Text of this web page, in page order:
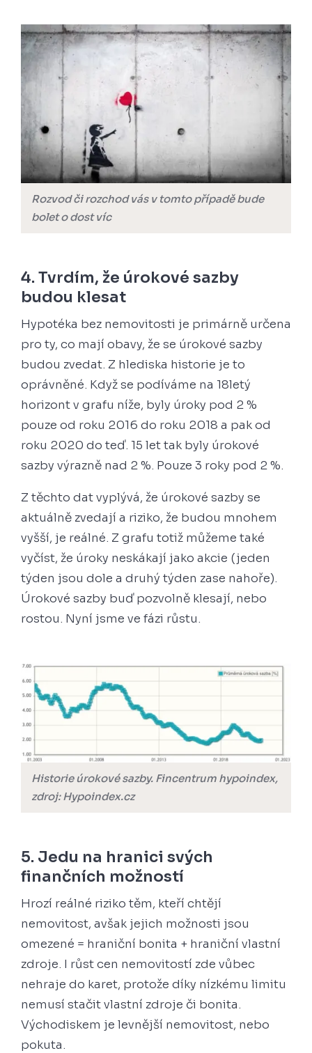
Rozvod či rozchod vás v tomto případě bude
bolet o dost víc
4. Tvrdím, že úrokové sazby
budou klesat
Hypotéka bez nemovitosti je primárně určena
pro ty, co mají obavy, že se úrokové sazby
budou zvedat. Z hlediska historie je to
oprávněné. Když se podíváme na 18letý
horizont v grafu níže, byly úroky pod 2 %
pouze od roku 2016 do roku 2018 a pak od
roku 2020 do teď. 15 let tak byly úrokové
sazby výrazně nad 2 %. Pouze 3 roky pod 2 %.
Z těchto dat vyplývá, že úrokové sazby se
aktuálně zvedají a riziko, že budou mnohem
vyšší, je reálné. Z grafu totiž můžeme také
vyčíst, že úroky neskákají jako akcie (jeden
týden jsou dole a druhý týden zase nahoře).
Úrokové sazby buď pozvolně klesají, nebo
rostou. Nyní jsme ve fázi růstu.
Historie úrokové sazby. Fincentrum hypoindex,
zdroj: Hypoindex.cz
5. Jedu na hranici svých
finančních možností
Hrozí reálné riziko těm, kteří chtějí
nemovitost, avšak jejich možnosti jsou
omezené = hraniční bonita + hraniční vlastní
zdroje. I růst cen nemovitostí zde vůbec
nehraje do karet, protože díky nízkému limitu
nemusí stačit vlastní zdroje či bonita.
Východiskem je levnější nemovitost, nebo
pokuta.